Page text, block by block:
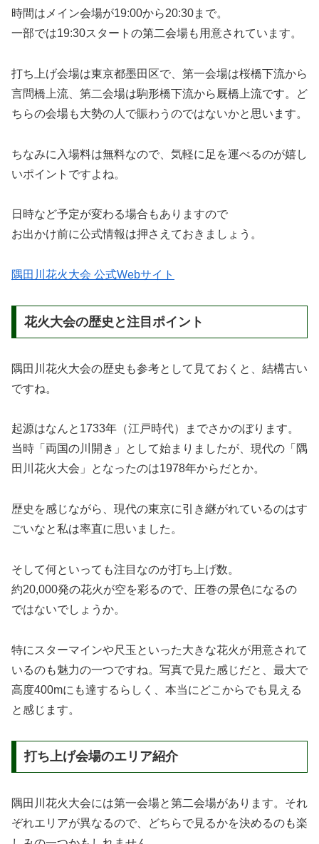
時間はメイン会場が19:00から20:30まで。
一部では19:30スタートの第二会場も用意されています。
打ち上げ会場は東京都墨田区で、第一会場は桜橋下流から
言問橋上流、第二会場は駒形橋下流から厩橋上流です。ど
ちらの会場も大勢の人で賑わうのではないかと思います。
ちなみに入場料は無料なので、気軽に足を運べるのが嬉し
いポイントですよね。
日時など予定が変わる場合もありますので
お出かけ前に公式情報は押さえておきましょう。
隅田川花火大会 公式Webサイト
花火大会の歴史と注目ポイント
隅田川花火大会の歴史も参考として見ておくと、結構古い
ですね。
起源はなんと1733年（江戸時代）までさかのぼります。
当時「両国の川開き」として始まりましたが、現代の「隅
田川花火大会」となったのは1978年からだとか。
歴史を感じながら、現代の東京に引き継がれているのはす
ごいなと私は率直に思いました。
そして何といっても注目なのが打ち上げ数。
約20,000発の花火が空を彩るので、圧巻の景色になるの
ではないでしょうか。
特にスターマインや尺玉といった大きな花火が用意されて
いるのも魅力の一つですね。写真で見た感じだと、最大で
高度400mにも達するらしく、本当にどこからでも見える
と感じます。
打ち上げ会場のエリア紹介
隅田川花火大会には第一会場と第二会場があります。それ
ぞれエリアが異なるので、どちらで見るかを決めるのも楽